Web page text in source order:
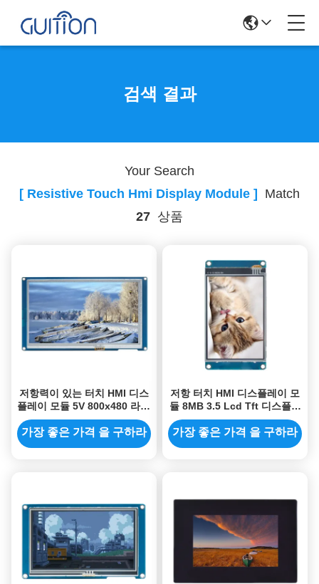
검색 결과
Your Search
[ Resistive Touch Hmi Display Module ]
Match
27 상품
저항력이 있는 터치 HMI 디스
플레이 모듈 5V 800x480 라즈
베리 파이 7 인치 터치 스크린
가장 좋은 가격 을 구하라
저항 터치 HMI 디스플레이 모
듈 8MB 3.5 Lcd Tft 디스플레
이 모듈 480x320
가장 좋은 가격 을 구하라